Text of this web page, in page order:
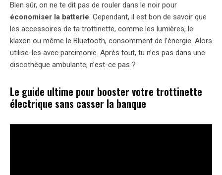
Bien sûr, on ne te dit pas de rouler dans le noir pour
économiser la batterie. Cependant, il est bon de savoir que
les accessoires de ta trottinette, comme les lumières, le
klaxon ou même le Bluetooth, consomment de l’énergie. Alors
utilise-les avec parcimonie. Après tout, tu n’es pas dans une
discothèque ambulante, n’est-ce pas ?
Le guide ultime pour booster votre trottinette
électrique sans casser la banque